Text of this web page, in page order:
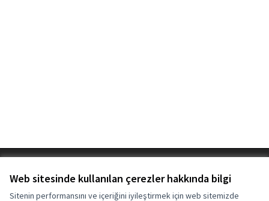
Web sitesinde kullanılan çerezler hakkında bilgi
Sitenin performansını ve içeriğini iyileştirmek için web sitemizde
Çerez ayarları